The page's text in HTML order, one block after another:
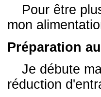
Pour être
mon
Préparation
Je débute
réduction